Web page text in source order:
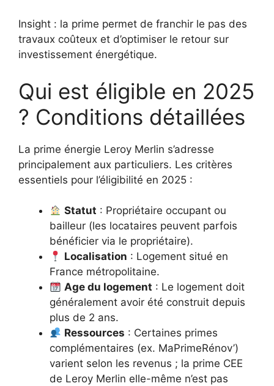
Insight : la prime permet de franchir le pas des
travaux coûteux et d’optimiser le retour sur
investissement énergétique.
Qui est éligible en 2025
? Conditions détaillées
La prime énergie Leroy Merlin s’adresse
principalement aux particuliers. Les critères
essentiels pour l’éligibilité en 2025 :
Statut : Propriétaire occupant ou
bailleur (les locataires peuvent parfois
bénéficier via le propriétaire).
Localisation : Logement situé en
France métropolitaine.
Age du logement : Le logement doit
généralement avoir été construit depuis
plus de 2 ans.
Ressources : Certaines primes
complémentaires (ex. MaPrimeRénov’)
varient selon les revenus ; la prime CEE
de Leroy Merlin elle-même n’est pas